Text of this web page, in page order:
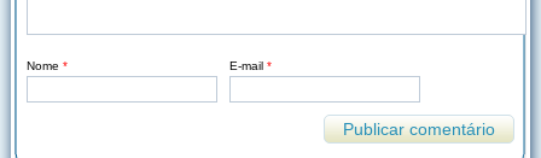
Nome * E-mail *